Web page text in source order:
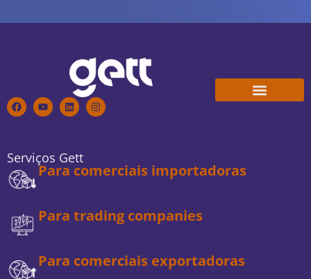
Serviços Gett
Para comerciais importadoras
Para trading companies
Para comerciais exportadoras